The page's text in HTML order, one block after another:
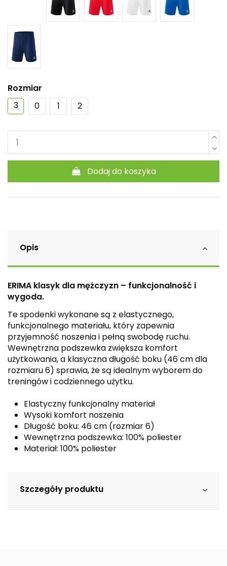
Rozmiar
3
0 1 2
Dodaj do koszyka
Opis
ERIMA klasyk dla mężczyzn – funkcjonalność i
wygoda.
Te spodenki wykonane są z elastycznego,
funkcjonalnego materiału, który zapewnia
przyjemność noszenia i pełną swobodę ruchu.
Wewnętrzna podszewka zwiększa komfort
użytkowania, a klasyczna długość boku (46 cm dla
rozmiaru 6) sprawia, że są idealnym wyborem do
treningów i codziennego użytku.
Elastyczny funkcjonalny materiał
Wysoki komfort noszenia
Długość boku: 46 cm (rozmiar 6)
Wewnętrzna podszewka: 100% poliester
Materiał: 100% poliester
Szczegóły produktu